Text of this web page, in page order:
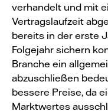
verhandelt und mit
Vertragslaufzeit
bereits in der erste
Folgejahr sichern
Branche ein
abzuschließen
bessere Preise, da
Marktwertes